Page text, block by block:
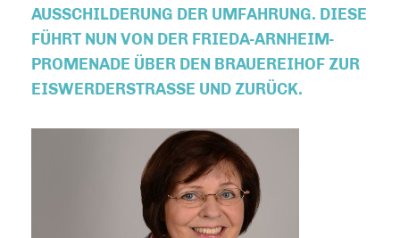
AUSSCHILDERUNG DER UMFAHRUNG. DIESE
FÜHRT NUN VON DER FRIEDA-ARNHEIM-
PROMENADE ÜBER DEN BRAUEREIHOF ZUR
EISWERDERSTRASSE UND ZURÜCK.